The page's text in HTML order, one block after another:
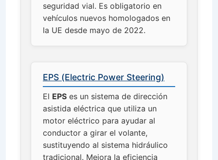
seguridad vial. Es obligatorio en
vehículos nuevos homologados en
la UE desde mayo de 2022.
EPS (Electric Power Steering)
El EPS es un sistema de dirección
asistida eléctrica que utiliza un
motor eléctrico para ayudar al
conductor a girar el volante,
sustituyendo al sistema hidráulico
tradicional. Mejora la eficiencia